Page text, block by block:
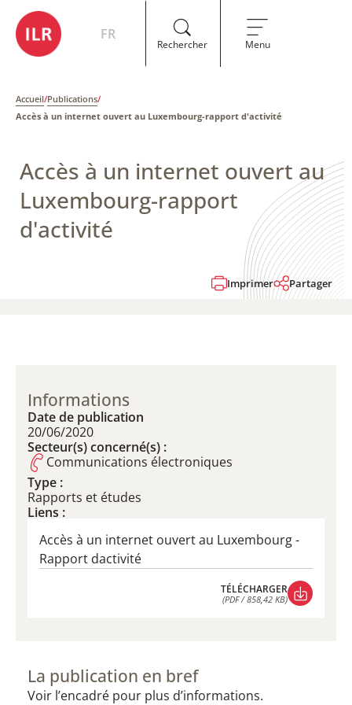
FR
Rechercher Menu
Accueil/Publications/
Accès à un internet ouvert au Luxembourg-rapport d'activité
Accès à un internet ouvert au
Luxembourg-rapport
d'activité
Imprimer Partager
Informations
Date de publication
20/06/2020
Secteur(s) concerné(s) :
Communications électroniques
Type :
Rapports et études
Liens :
Accès à un internet ouvert au Luxembourg -
Rapport dactivité
TÉLÉCHARGER
(PDF / 858,42 KB)
La publication en bref
Voir l’encadré pour plus d’informations.